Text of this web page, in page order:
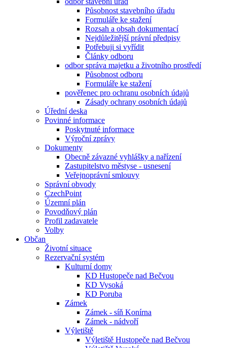
Působnost stavebního úřadu
Formuláře ke stažení
Rozsah a obsah dokumentací
Nejdůležitější právní předpisy
Potřebuji si vyřídit
Články odboru
odbor správa majetku a životního prostředí
Působnost odboru
Formuláře ke stažení
pověřenec pro ochranu osobních údajů
Zásady ochrany osobních údajů
Úřední deska
Povinné informace
Poskytnuté informace
Výroční zprávy
Dokumenty
Obecně závazné vyhlášky a nařízení
Zastupitelstvo městyse - usnesení
Veřejnoprávní smlouvy
Správní obvody
CzechPoint
Územní plán
Povodňový plán
Profil zadavatele
Volby
Občan
Životní situace
Rezervační systém
Kulturní domy
KD Hustopeče nad Bečvou
KD Vysoká
KD Poruba
Zámek
Zámek - síň Konírna
Zámek - nádvoří
Výletiště
Výletiště Hustopeče nad Bečvou